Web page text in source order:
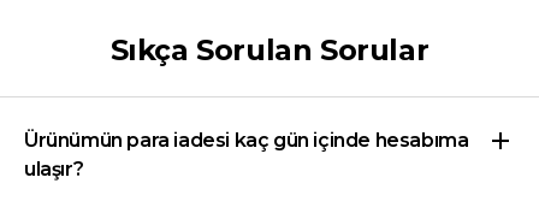
Sıkça Sorulan Sorular
Ürünümün para iadesi kaç gün içinde hesabıma
ulaşır?